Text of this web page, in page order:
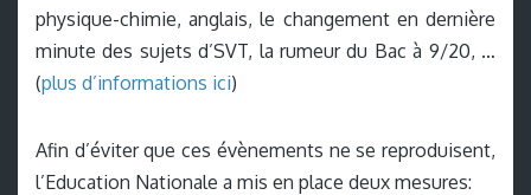
physique-chimie, anglais, le changement en dernière
minute des sujets d’SVT, la rumeur du Bac à 9/20, …
(plus d’informations ici)
Afin d’éviter que ces évènements ne se reproduisent,
l’Education Nationale a mis en place deux mesures: